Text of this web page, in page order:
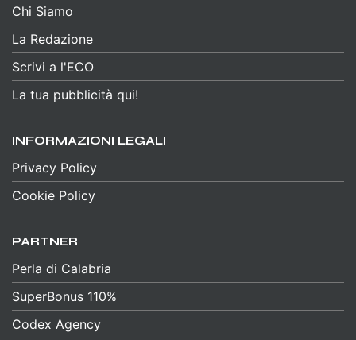
Chi Siamo
La Redazione
Scrivi a l'ECO
La tua pubblicità qui!
INFORMAZIONI LEGALI
Privacy Policy
Cookie Policy
PARTNER
Perla di Calabria
SuperBonus 110%
Codex Agency